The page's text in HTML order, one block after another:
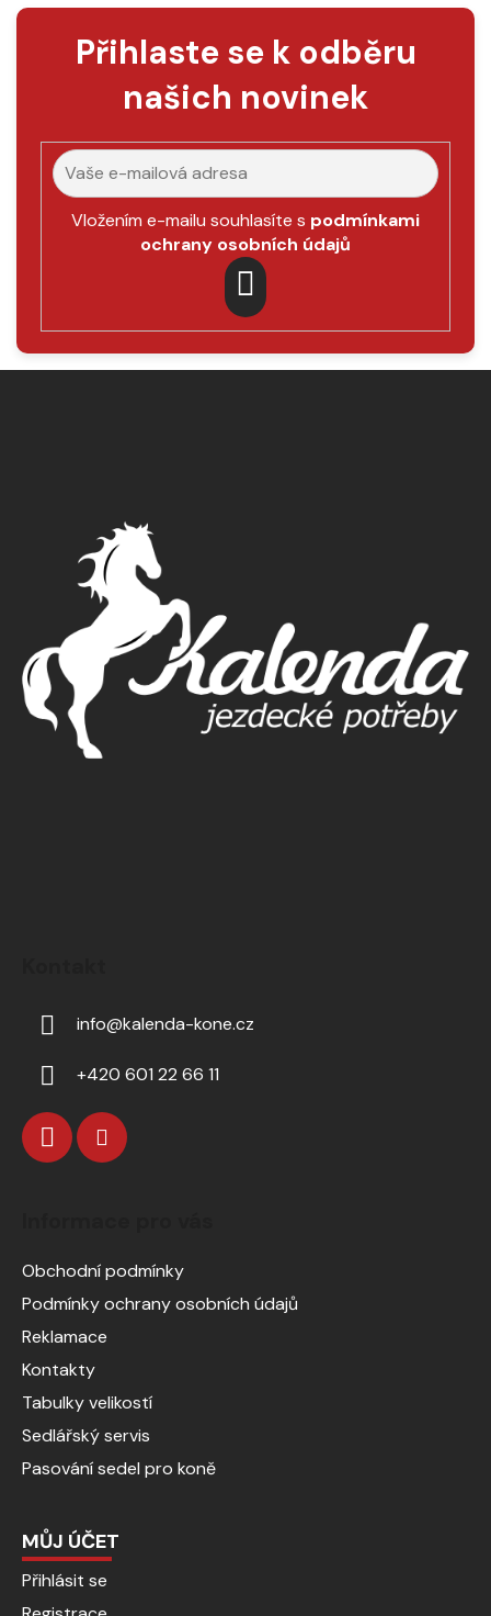
Přihlaste se k odběru
našich novinek
Vložením e-mailu souhlasíte s podmínkami
ochrany osobních údajů
PŘIHLÁSIT
SE
info@kalenda-kone.cz
+420 601 22 66 11
Obchodní podmínky
Podmínky ochrany osobních údajů
Reklamace
Kontakty
Tabulky velikostí
Sedlářský servis
Pasování sedel pro koně
MŮJ ÚČET
Přihlásit se